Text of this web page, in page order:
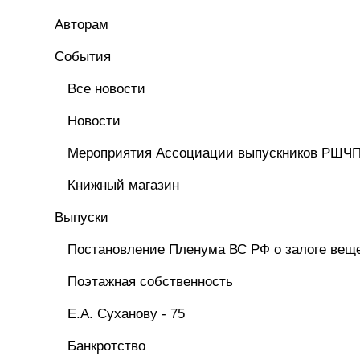
Авторам
Cобытия
Все новости
Новости
Мероприятия Ассоциации выпускников
Книжный магазин
Выпуски
Постановление Пленума ВС РФ о залоге
Поэтажная собственность
Е.А. Суханову - 75
Банкротство